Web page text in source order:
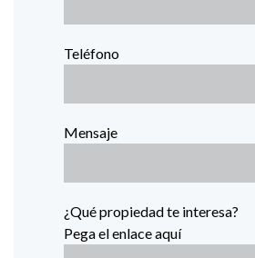
Teléfono
Mensaje
¿Qué propiedad te interesa?
Pega el enlace aquí